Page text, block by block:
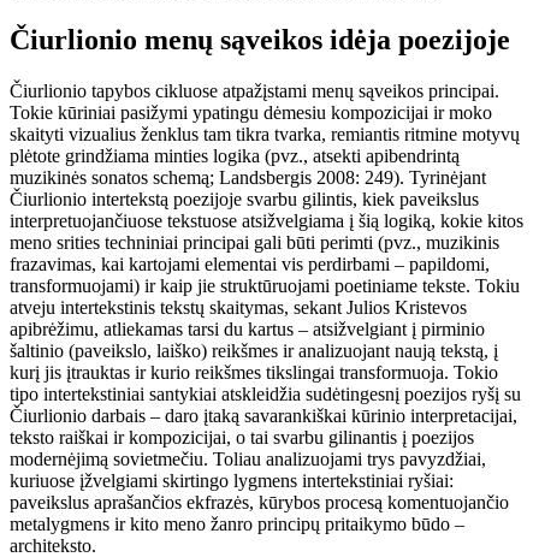
Čiurlionio menų sąveikos idėja poezijoje
Čiurlionio tapybos cikluose atpažįstami menų sąveikos principai.
Tokie kūriniai pasižymi ypatingu dėmesiu kompozicijai ir moko
skaityti vizualius ženklus tam tikra tvarka, remiantis ritmine motyvų
plėtote grindžiama minties logika (pvz., atsekti apibendrintą
muzikinės sonatos schemą; Landsbergis 2008: 249). Tyrinėjant
Čiurlionio intertekstą poezijoje svarbu gilintis, kiek paveikslus
interpretuojančiuose tekstuose atsižvelgiama į šią logiką, kokie kitos
meno srities techniniai principai gali būti perimti (pvz., muzikinis
frazavimas, kai kartojami elementai vis perdirbami – papildomi,
transformuojami) ir kaip jie struktūruojami poetiniame tekste. Tokiu
atveju intertekstinis tekstų skaitymas, sekant Julios Kristevos
apibrėžimu, atliekamas tarsi du kartus – atsižvelgiant į pirminio
šaltinio (paveikslo, laiško) reikšmes ir analizuojant naują tekstą, į
kurį jis įtrauktas ir kurio reikšmes tikslingai transformuoja. Tokio
tipo intertekstiniai santykiai atskleidžia sudėtingesnį poezijos ryšį su
Čiurlionio darbais – daro įtaką savarankiškai kūrinio interpretacijai,
teksto raiškai ir kompozicijai, o tai svarbu gilinantis į poezijos
modernėjimą sovietmečiu. Toliau analizuojami trys pavyzdžiai,
kuriuose įžvelgiami skirtingo lygmens intertekstiniai ryšiai:
paveikslus aprašančios ekfrazės, kūrybos procesą komentuojančio
metalygmens ir kito meno žanro principų pritaikymo būdo –
architeksto.